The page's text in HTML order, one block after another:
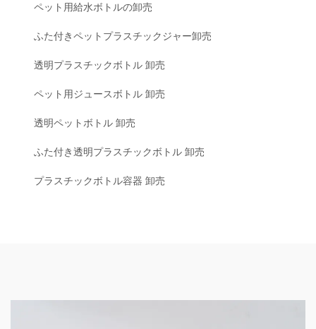
ペット用給水ボトルの卸売
ふた付きペットプラスチックジャー卸売
透明プラスチックボトル 卸売
ペット用ジュースボトル 卸売
透明ペットボトル 卸売
ふた付き透明プラスチックボトル 卸売
プラスチックボトル容器 卸売